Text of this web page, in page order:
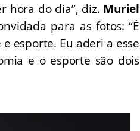
hora do dia”, diz. Muriel
para as fotos: “É
esporte. Eu aderi a esse
e o esporte são dois